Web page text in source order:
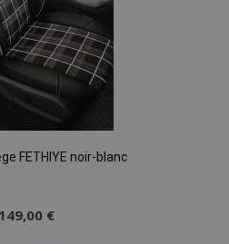
FETHIYE noir-blanc
149,00 €